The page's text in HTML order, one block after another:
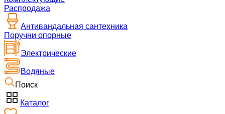
Распродажа
Антивандальная сантехника
Поручни опорные
Электрические
Водяные
Поиск
Каталог